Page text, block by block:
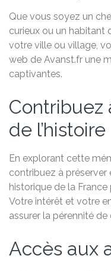
Que vous soyez un
curieux ou un habitant
votre ville ou village,
web de Avanst.fr une
captivantes.
Contribuez
de l’histoire
En explorant cette
contribuez à
historique de la
Votre intérêt et votre
assurer la pérennité
Accès aux